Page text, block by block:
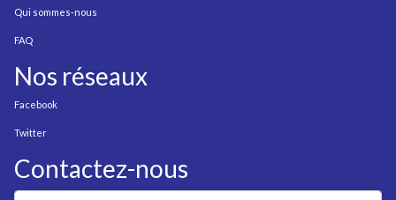
Qui sommes-nous
FAQ
Nos réseaux
Facebook
Twitter
Contactez-nous